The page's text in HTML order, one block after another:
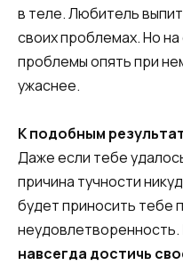
в теле. Любитель
своих проблемах. Но
проблемы опять при
ужаснее.
К подобным
Даже если тебе
причина тучности
будет приносить тебе
неудовлетворенность.
навсегда достичь